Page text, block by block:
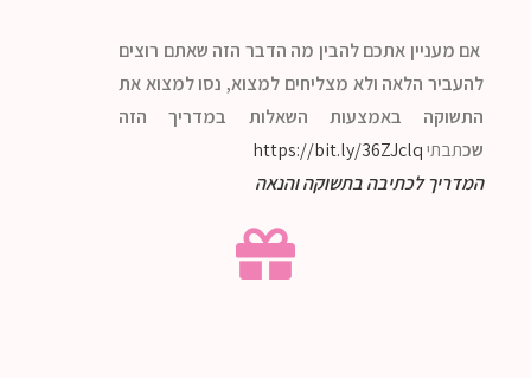
אם מעניין אתכם להבין מה הדבר הזה שאתם רוצים
להעביר הלאה ולא מצליחים למצוא, נסו למצוא את
התשוקה באמצעות השאלות במדריך הזה
שכתבתיhttps://bit.ly/36ZJclq
המדריך לכתיבה בתשוקה והנאה